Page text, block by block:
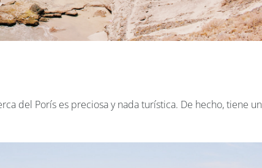
del Porís es preciosa y nada turística. De hecho, tiene un